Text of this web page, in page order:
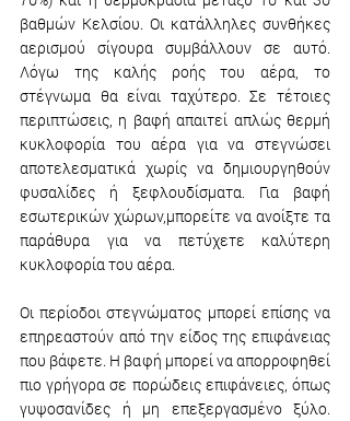
βαθμών Κελσίου. Οι κατάλληλες συνθήκες
αερισμού σίγουρα συμβάλλουν σε αυτό.
Λόγω της καλής ροής του αέρα, το
στέγνωμα θα είναι ταχύτερο. Σε τέτοιες
περιπτώσεις, η βαφή απαιτεί απλώς θερμή
κυκλοφορία του αέρα για να στεγνώσει
αποτελεσματικά χωρίς να δημιουργηθούν
φυσαλίδες ή ξεφλουδίσματα. Για βαφή
εσωτερικών χώρων,μπορείτε να ανοίξτε τα
παράθυρα για να πετύχετε καλύτερη
κυκλοφορία του αέρα.
Οι περίοδοι στεγνώματος μπορεί επίσης να
επηρεαστούν από την είδος της επιφάνειας
που βάφετε. Η βαφή μπορεί να απορροφηθεί
πιο γρήγορα σε πορώδεις επιφάνειες, όπως
γυψοσανίδες ή μη επεξεργασμένο ξύλο.